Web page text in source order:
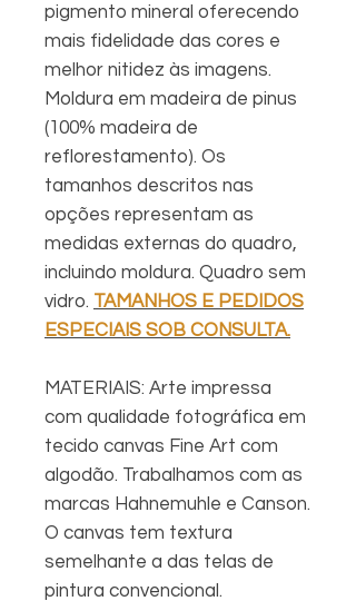
pigmento mineral oferecendo
mais fidelidade das cores e
melhor nitidez às imagens.
Moldura em madeira de pinus
(100% madeira de
reflorestamento). Os
tamanhos descritos nas
opções representam as
medidas externas do quadro,
incluindo moldura. Quadro sem
vidro. TAMANHOS E PEDIDOS
ESPECIAIS SOB CONSULTA.
MATERIAIS: Arte impressa
com qualidade fotográfica em
tecido canvas Fine Art com
algodão. Trabalhamos com as
marcas Hahnemuhle e Canson.
O canvas tem textura
semelhante a das telas de
pintura convencional.